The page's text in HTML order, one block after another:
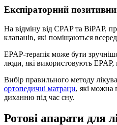
Експіраторний
На відміну від CPAP та BiPAP,
клапанів, які поміщаються
EPAP-терапія може бути
люди, які використовують
Вибір правильного методу
ортопедичні матраци, які можна
диханню під час сну.
Ротові апарати для